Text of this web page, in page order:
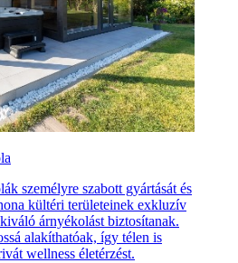
személyre szabott gyártását és
kültéri területeinek exkluzív
árnyékolást biztosítanak.
alakíthatóak, így télen is
wellness életérzést.